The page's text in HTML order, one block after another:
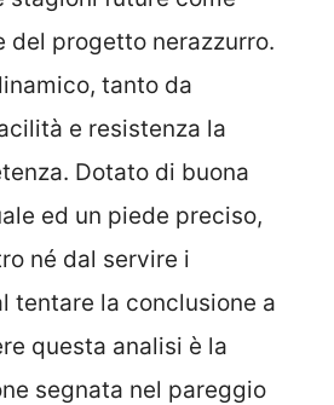
del progetto nerazzurro.
tanto da
e resistenza la
Dotato di buona
ed un piede preciso,
né dal servire i
tentare la conclusione a
questa analisi è la
segnata nel pareggio